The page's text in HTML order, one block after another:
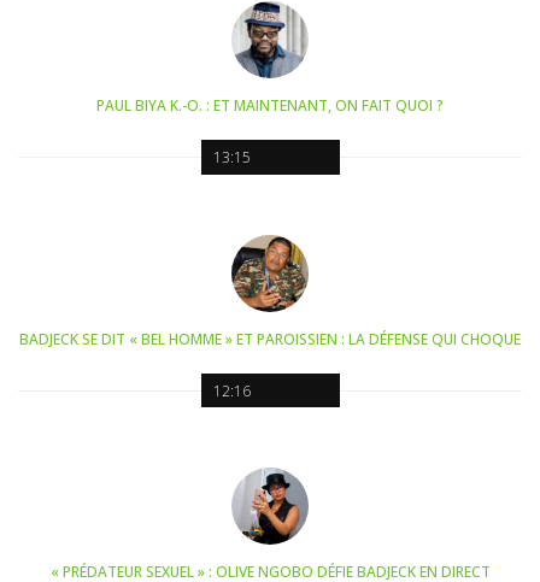
13:15
PAUL BIYA K.-O. : ET MAINTENANT, ON FAIT QUOI ?
12:16
BADJECK SE DIT « BEL HOMME » ET PAROISSIEN : LA DÉFENSE QUI CHOQUE
« PRÉDATEUR SEXUEL » : OLIVE NGOBO DÉFIE BADJECK EN DIRECT